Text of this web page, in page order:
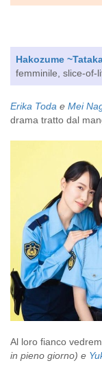
Hakozume
femminile, slice-of-
Erika Toda e Mei
drama tratto dal
Al loro fianco
in pieno giorno) e